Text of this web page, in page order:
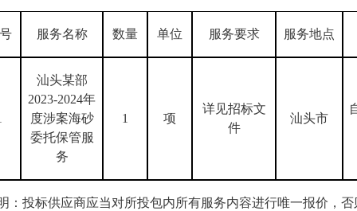
服务名称 数量 单位 服务要求 服务地点
汕头某部
2023-2024年
度涉案海砂
委托保管服
务
1 项
详见招标文
件
汕头市
：投标供应商应当对所投包内所有服务内容进行唯一报价，